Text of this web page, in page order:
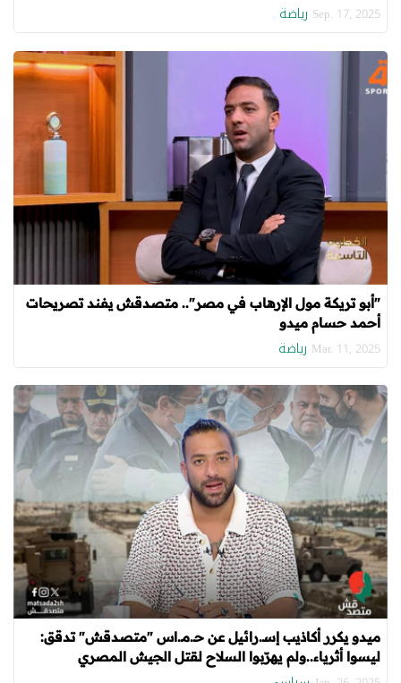
Sep. 17, 2025 رياضة
"أبو تريكة مول الإرهاب في مصر".. متصدقش يفند تصريحات
أحمد حسام ميدو
Mar. 11, 2025 رياضة
ميدو يكرر أكاذيب إسـ.رائيل عن حـ.مـ.اس "متصدقش" تدقق:
ليسوا أثرياء..ولم يهرّبوا السلاح لقتل الجيش المصري